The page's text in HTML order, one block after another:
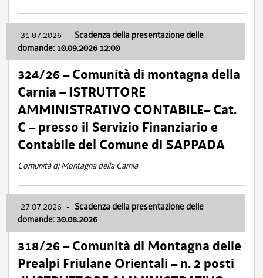
31.07.2026 - Scadenza della presentazione delle
domande: 10.09.2026 12:00
324/26 – Comunità di montagna della
Carnia – ISTRUTTORE
AMMINISTRATIVO CONTABILE– Cat.
C – presso il Servizio Finanziario e
Contabile del Comune di SAPPADA
Comunità di Montagna della Carnia
27.07.2026 - Scadenza della presentazione delle
domande: 30.08.2026
318/26 – Comunità di Montagna delle
Prealpi Friulane Orientali – n. 2 posti